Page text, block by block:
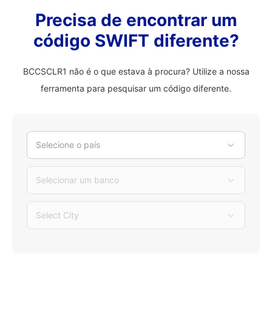
Precisa de encontrar um
código SWIFT diferente?
BCCSCLR1 não é o que estava à procura? Utilize a nossa
ferramenta para pesquisar um código diferente.
Selecione o país
Selecionar um banco
Select City